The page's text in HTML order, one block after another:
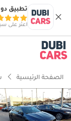
تطبيق
اعثر على
الصفحة الرئيسية
ذكاء دوبي كارز
ذكاء دوبيكارز
تصنيف السلامة 5 نجوم من NCAP
معيار نظام الصوت